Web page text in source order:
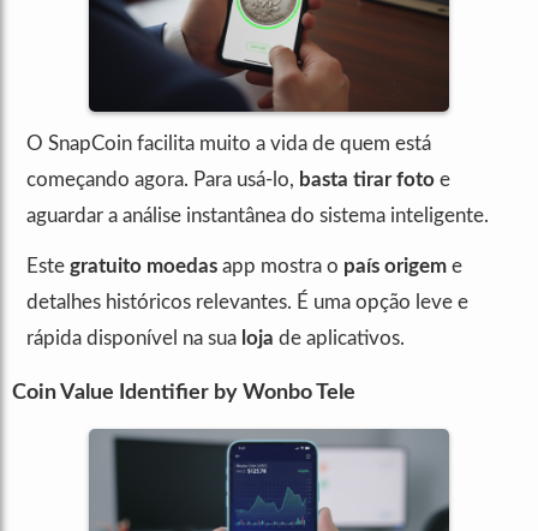
O SnapCoin facilita muito a vida de quem está
começando agora. Para usá-lo, basta tirar foto e
aguardar a análise instantânea do sistema inteligente.
Este gratuito moedas app mostra o país origem e
detalhes históricos relevantes. É uma opção leve e
rápida disponível na sua loja de aplicativos.
Coin Value Identifier by Wonbo Tele